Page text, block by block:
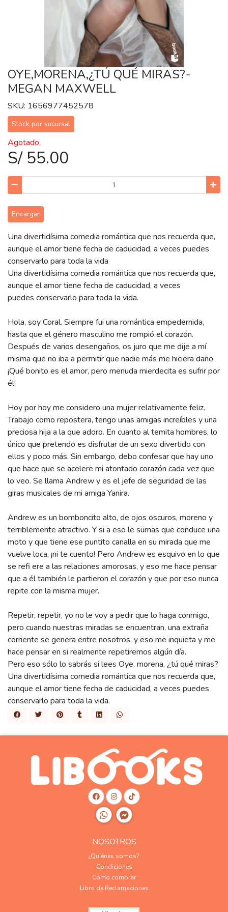
OYE,MORENA,¿TÚ QUÉ MIRAS?-
MEGAN MAXWELL
SKU: 1656977452578
Stock por sucursal
Agotado.
S/ 55.00
Encargar
Una divertidísima comedia romántica que nos recuerda que,
aunque el amor tiene fecha de caducidad, a veces puedes
conservarlo para toda la vida
Una divertidísima comedia romántica que nos recuerda que,
aunque el amor tiene fecha de caducidad, a veces
puedes conservarlo para toda la vida.
Hola, soy Coral. Siempre fui una romántica empedernida,
hasta que el género masculino me rompió el corazón.
Después de varios desengaños, os juro que me dije a mí
misma que no iba a permitir que nadie más me hiciera daño.
¡Qué bonito es el amor, pero menuda mierdecita es sufrir por
él!
Hoy por hoy me considero una mujer relativamente feliz.
Trabajo como repostera, tengo unas amigas increíbles y una
preciosa hija a la que adoro. En cuanto al temita hombres, lo
único que pretendo es disfrutar de un sexo divertido con
ellos y poco más. Sin embargo, debo confesar que hay uno
que hace que se acelere mi atontado corazón cada vez que
lo veo. Se llama Andrew y es el jefe de seguridad de las
giras musicales de mi amiga Yanira.
Andrew es un bomboncito alto, de ojos oscuros, moreno y
terriblemente atractivo. Y si a eso le sumas que conduce una
moto y que tiene ese puntito canalla en su mirada que me
vuelve loca, ¡ni te cuento! Pero Andrew es esquivo en lo que
se refi ere a las relaciones amorosas, y eso me hace pensar
que a él también le partieron el corazón y que por eso nunca
repite con la misma mujer.
Repetir, repetir, yo no le voy a pedir que lo haga conmigo,
pero cuando nuestras miradas se encuentran, una extraña
corriente se genera entre nosotros, y eso me inquieta y me
hace pensar en si realmente repetiremos algún día.
Pero eso sólo lo sabrás si lees Oye, morena, ¿tú qué miras?
Una divertidísima comedia romántica que nos recuerda que,
aunque el amor tiene fecha de caducidad, a veces puedes
conservarlo para toda la vida.
NOSOTROS
¿Quiénes somos?
Condiciones
Cómo comprar
Libro de Reclamaciones